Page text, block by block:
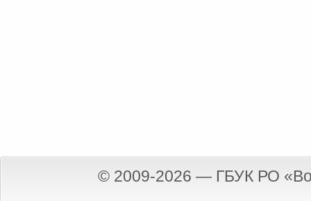
© 2009-2026 — ГБУК РО